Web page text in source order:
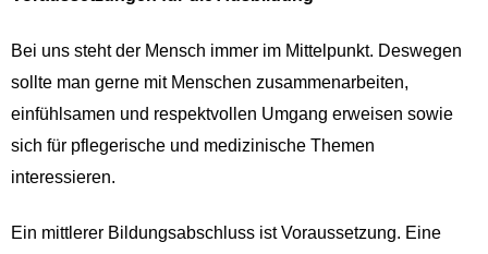
Bei uns steht der Mensch immer im Mittelpunkt. Deswegen
sollte man gerne mit Menschen zusammenarbeiten,
einfühlsamen und respektvollen Umgang erweisen sowie
sich für pflegerische und medizinische Themen
interessieren.
Ein mittlerer Bildungsabschluss ist Voraussetzung. Eine